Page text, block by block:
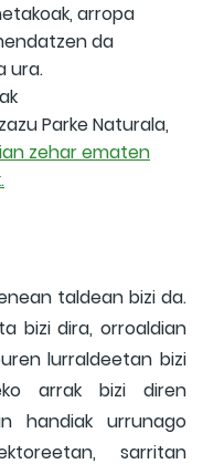
arropa
da
ura.
Parke Naturala,
zehar ematen
taldean bizi da.
bizi dira, orroaldian
lurraldeetan bizi
arrak bizi diren
handiak urrunago
sarritan